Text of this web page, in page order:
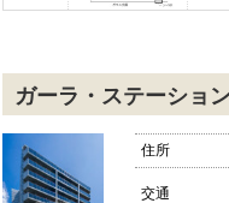
ガーラ・ステーショ
住所
交通